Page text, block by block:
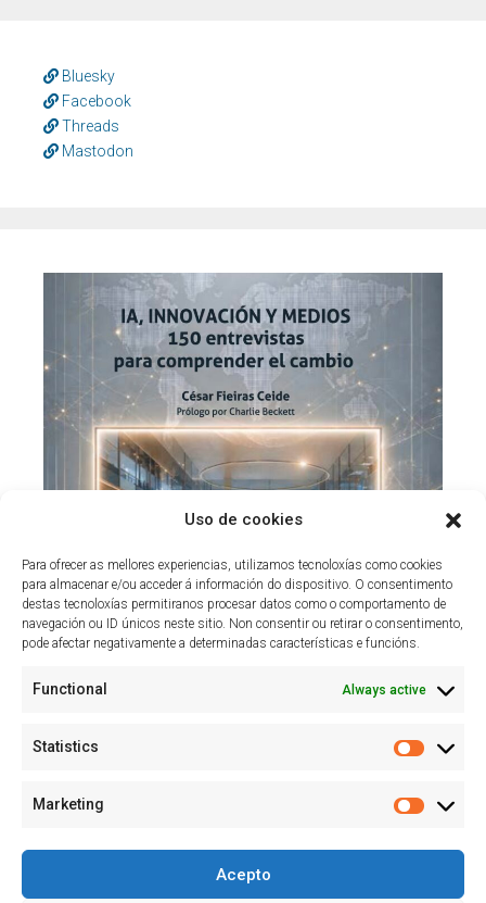
Uso de cookies
Para ofrecer as mellores experiencias, utilizamos tecnoloxías como cookies
para almacenar e/ou acceder á información do dispositivo. O consentimento
destas tecnoloxías permitiranos procesar datos como o comportamento de
navegación ou ID únicos neste sitio. Non consentir ou retirar o consentimento,
pode afectar negativamente a determinadas características e funcións.
Functional Always active
Statistics
Marketing
Acepto
Bluesky
Facebook
Threads
Mastodon